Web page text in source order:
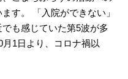
す。 「入院ができない」
も感じていた第5波が多
1日より、コロナ禍以